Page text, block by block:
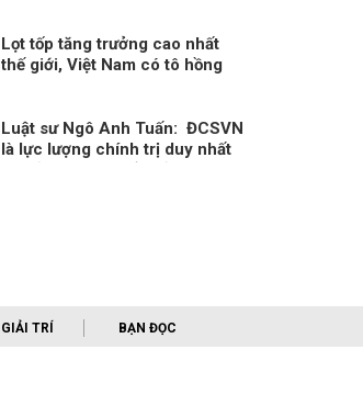
Lọt tốp tăng trưởng cao nhất
thế giới, Việt Nam có tô hồng
Luật sư Ngô Anh Tuấn: ĐCSVN
là lực lượng chính trị duy nhất
GIẢI TRÍ BẠN ĐỌC